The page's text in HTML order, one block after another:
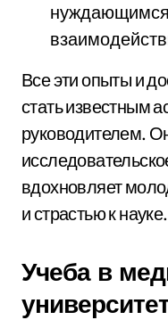
Все эти опыты и
стать известным
руководителем.
вдохновляет
и страстью к науке.
Учеба в